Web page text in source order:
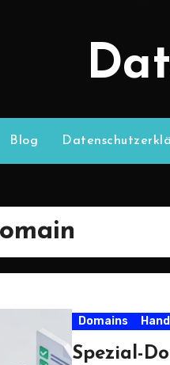
Blog
Domains
Spezial-